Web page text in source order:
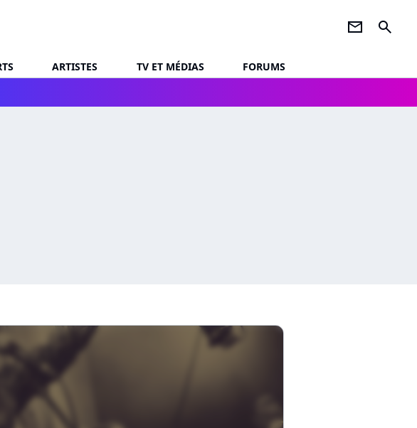
newsletter search
ARTISTES TV ET MÉDIAS
FORUMS